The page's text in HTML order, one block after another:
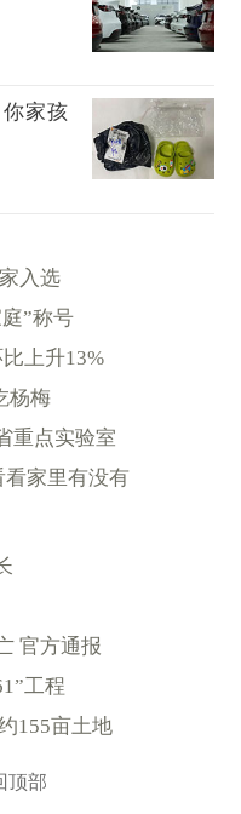
家孩
入选
”称号
上升13%
杨梅
重点实验室
家里有没有
官方通报
工程
155亩土地
顶部